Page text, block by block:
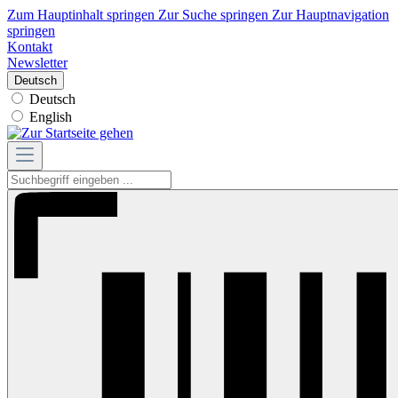
Zum Hauptinhalt springen Zur Suche springen Zur Hauptnavigation
springen
Kontakt
Newsletter
Deutsch
Deutsch
English